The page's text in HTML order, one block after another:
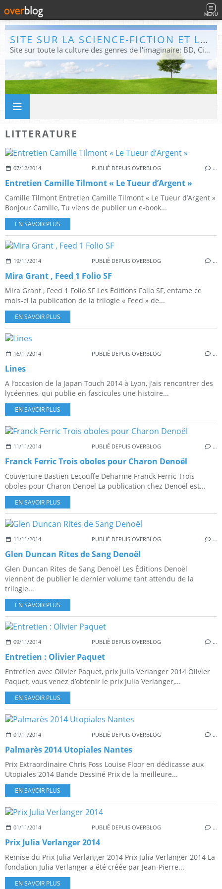
MENU
SITE SUR LA SCIENCE-FICTION ET LE FANTASTIQUE
Site sur toute la culture des genres de l'imaginaire: BD, Cinéma, Livre, Jeux, Théâtre. Présent dans les principaux festivals de film fantastique e de science-fiction, salons et conventions.
LITTERATURE
07/12/2014 PUBLIÉ DEPUIS OVERBLOG …
Entretien Camille Tilmont « Le Tueur d’Argent »
Camille Tilmont Entretien Camille Tilmont « Le Tueur d’Argent »
Bonjour Camille, Tu viens de publier un e-book...
EN SAVOIR PLUS
19/11/2014 PUBLIÉ DEPUIS OVERBLOG …
Mira Grant , Feed 1 Folio SF
Mira Grant , Feed 1 Folio SF Les Éditions Folio SF, entame ce
mois-ci la publication de la trilogie « Feed » de...
EN SAVOIR PLUS
16/11/2014 PUBLIÉ DEPUIS OVERBLOG …
Lines
A l’occasion de la Japan Touch 2014 à Lyon, j’ais rencontrer des
lycéennes, qui publie en fascicules une histoire...
EN SAVOIR PLUS
11/11/2014 PUBLIÉ DEPUIS OVERBLOG …
Franck Ferric Trois oboles pour Charon Denoël
Couverture Bastien Lecouffe Deharme Franck Ferric Trois
oboles pour Charon Denoël La publication chez Denoël est...
EN SAVOIR PLUS
11/11/2014 PUBLIÉ DEPUIS OVERBLOG …
Glen Duncan Rites de Sang Denoël
Glen Duncan Rites de Sang Denoël Les Éditions Denoël
viennent de publier le dernier volume tant attendu de la
trilogie...
EN SAVOIR PLUS
09/11/2014 PUBLIÉ DEPUIS OVERBLOG …
Entretien : Olivier Paquet
Entretien avec Olivier Paquet, prix Julia Verlanger 2014 Olivier
Paquet, vous venez d’obtenir le prix Julia Verlanger,...
EN SAVOIR PLUS
01/11/2014 PUBLIÉ DEPUIS OVERBLOG …
Palmarès 2014 Utopiales Nantes
Prix Extraordinaire Chris Foss Louise Floor en dédicasse aux
Utopiales 2014 Bande Dessiné Prix de la meilleure...
EN SAVOIR PLUS
01/11/2014 PUBLIÉ DEPUIS OVERBLOG …
Prix Julia Verlanger 2014
Remise du Prix Julia Verlanger 2014 Prix Julia Verlanger 2014 La
fondation Julia Verlanger a été créée par Jean-Pierre...
EN SAVOIR PLUS